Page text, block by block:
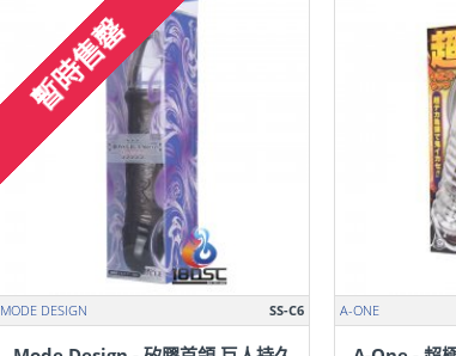
暫時售罄
MODE DESIGN SS-C6 A-ONE